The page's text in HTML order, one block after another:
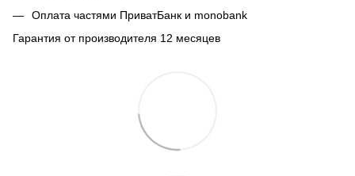
Оплата частями ПриватБанк и monobank
Гарантия от производителя 12 месяцев